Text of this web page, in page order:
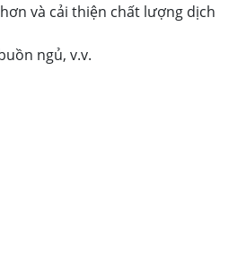
và cải thiện chất lượng dịch
ngủ, v.v.